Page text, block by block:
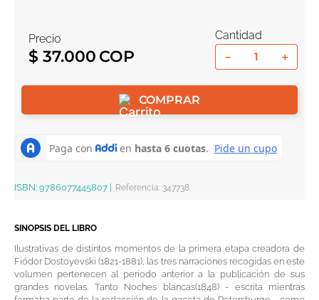
Precio
$ 37.000
Cantidad
＋
－
COMPRAR
ISBN: 9786077445807 Referencia: 347738
SINOPSIS DEL LIBRO
Ilustrativas de distintos momentos de la primera etapa creadora de
Fiódor Dostoyevski (1821-1881), las tres narraciones recogidas en este
volumen pertenecen al periodo anterior a la publicación de sus
grandes novelas. Tanto Noches blancas(1848) - escrita mientras